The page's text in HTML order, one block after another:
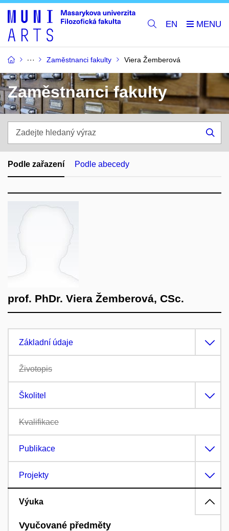
EN
Zaměstnanci fakulty Viera Žemberová
Zaměstnanci fakulty
hledaný
výraz
Podle zařazení Podle abecedy
prof. PhDr. Viera Žemberová, CSc.
Základní údaje
Životopis
Školitel
Kvalifikace
Publikace
Projekty
Výuka
Vyučované předměty